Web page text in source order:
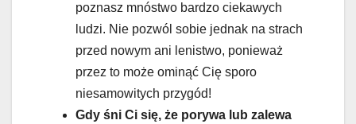
poznasz mnóstwo bardzo ciekawych
ludzi. Nie pozwól sobie jednak na strach
przed nowym ani lenistwo, ponieważ
przez to może ominąć Cię sporo
niesamowitych przygód!
Gdy śni Ci się, że porywa lub zalewa